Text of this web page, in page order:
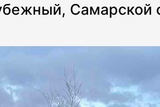
Самарской